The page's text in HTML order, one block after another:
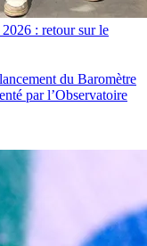
: retour sur le
du Baromètre
par l’Observatoire